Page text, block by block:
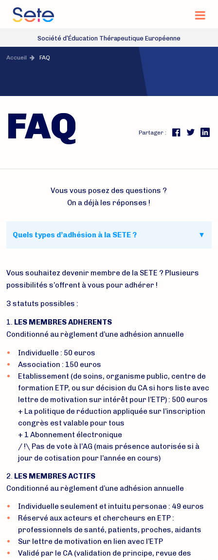
Site officiel de la Société d’Éducation
Société d’Éducation Thérapeutique Européenne
Accueil FAQ
FAQ Partager :
Vous vous posez des questions ?
On a déjà les réponses !
Quels types d’adhésion à la SETE ?
Vous souhaitez devenir membre de la SETE ? Plusieurs
possibilités s’offrent à vous pour adhérer !
3 statuts possibles :
1. LES MEMBRES ADHERENTS
Conditionné au règlement d’une adhésion annuelle
Individuelle : 50 euros
Association : 150 euros
Etablissement (de soins, organisme public, centre de
formation ETP, ou sur décision du CA si hors liste avec
lettre de motivation sur intérêt pour l’ETP) : 500 euros
+ La politique de réduction appliquée sur l’inscription
congrès est valable pour tous
+ 1 Abonnement électronique
/ !\ Pas de vote à l’AG (mais présence autorisée si à
jour de cotisation pour l’année en cours)
2. LES MEMBRES ACTIFS
Conditionné au règlement d’une adhésion annuelle
Individuelle seulement et intuitu personae : 49 euros
Réservé aux acteurs et chercheurs en ETP :
professionnels de santé, patients, proches, aidants
Sur lettre de motivation en lien avec l’ETP
Validé par le CA (validation de principe, revue des